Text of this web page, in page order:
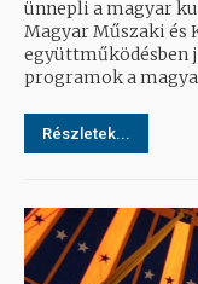
ünnepli a magyar
Magyar Műszaki és
együttműködésben
programok a
Részletek...